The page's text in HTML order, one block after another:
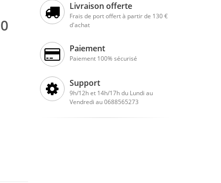
Livraison offerte
Frais de port offert à partir de 130 €
d'achat
Paiement
Paiement 100% sécurisé
Support
9h/12h et 14h/17h du Lundi au
Vendredi au 0688565273